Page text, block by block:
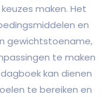
maken. Het
en
gewichtstoename,
te maken
kan dienen
te bereiken en